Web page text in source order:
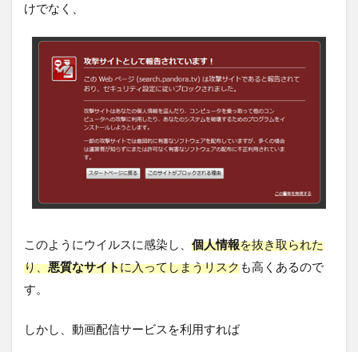
けでなく、
このようにウイルスに感染し、 個人情報を抜き取られた
り、悪質なサイトに入ってしまうリスクも高くあるので
す。
しかし、動画配信サービスを利用すれば